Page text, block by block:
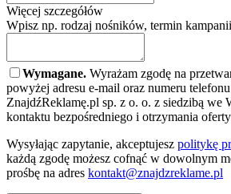
Więcej szczegółów
Wpisz np. rodzaj nośników, termin
Wymagane. Wyrażam zgodę na
powyżej adresu e-mail oraz numeru
ZnajdźReklamę.pl sp. z o. o. z siedzibą we
kontaktu bezpośredniego i otrzymania
Wysyłając zapytanie, akceptujesz politykę
każdą zgodę możesz cofnąć w dowolnym
prośbę na adres kontakt@znajdzreklame.pl